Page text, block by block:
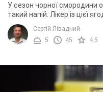
У сезон чорної смородини
такий напій. Лікер із цієї
насиченим. Міцність напою
Сергій Лівадний
5
45 4.5